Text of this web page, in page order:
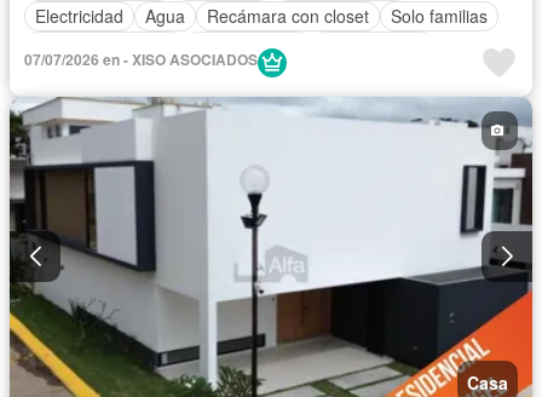
Electricidad
Agua Recámara con closet
Solo familias
Permite niños
07/07/2026 en - XISO ASOCIADOS
Casa